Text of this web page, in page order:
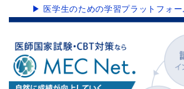
▶ 医学生のための学習プラットフォー